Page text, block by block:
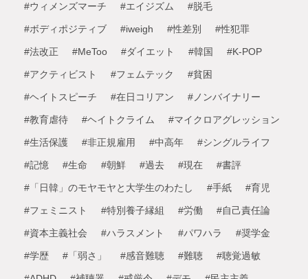
#ウィメンズマーチ #エイジズム #脱毛
#ボディポジティブ #iweigh #性差別 #性犯罪
#法改正 #MeToo #ダイエット #韓国 #K-POP
#アクティビスト #フェムテック #貧困
#ヘイトスピーチ #在日コリアン #ノンバイナリー
#教育虐待 #ヘイトクライム #マイクロアグレッション
#生活保護 #非正規雇用 #中高年 #シングルライフ
#記憶 #生命 #朝鮮 #過去 #現在 #書評
#「日韓」のモヤモヤと大学生のわたし #手紙 #育児
#フェミニスト #特別養子縁組 #労働 #自己責任論
#資本主義社会 #ハラスメント #パワハラ #奨学金
#学歴 #「弱さ」 #感音難聴 #難聴 #聴覚過敏